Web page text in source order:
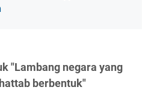
"Lambang negara yang
berbentuk"